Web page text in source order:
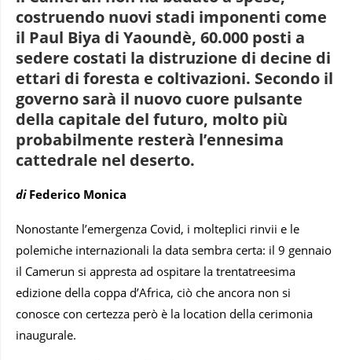
costruendo nuovi stadi imponenti come
il Paul Biya di Yaoundè, 60.000 posti a
sedere costati la distruzione di decine di
ettari di foresta e coltivazioni. Secondo il
governo sarà il nuovo cuore pulsante
della capitale del futuro, molto più
probabilmente resterà l’ennesima
cattedrale nel deserto.
di Federico Monica
Nonostante l’emergenza Covid, i molteplici rinvii e le
polemiche internazionali la data sembra certa: il 9 gennaio
il Camerun si appresta ad ospitare la trentatreesima
edizione della coppa d’Africa, ciò che ancora non si
conosce con certezza però è la location della cerimonia
inaugurale.